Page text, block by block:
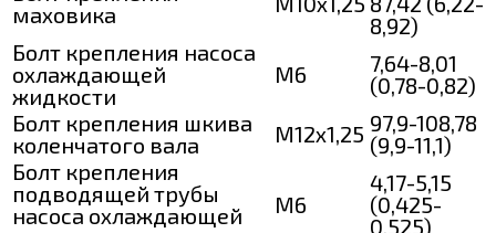
маховика
8,92)
Болт крепления насоса
охлаждающей
жидкости
М6
7,64-8,01
(0,78-0,82)
Болт крепления шкива
коленчатого вала
М12х1,25 97,9-108,78
(9,9-11,1)
Болт крепления
подводящей трубы
насоса охлаждающей
М6
4,17-5,15
(0,425-
0,525)